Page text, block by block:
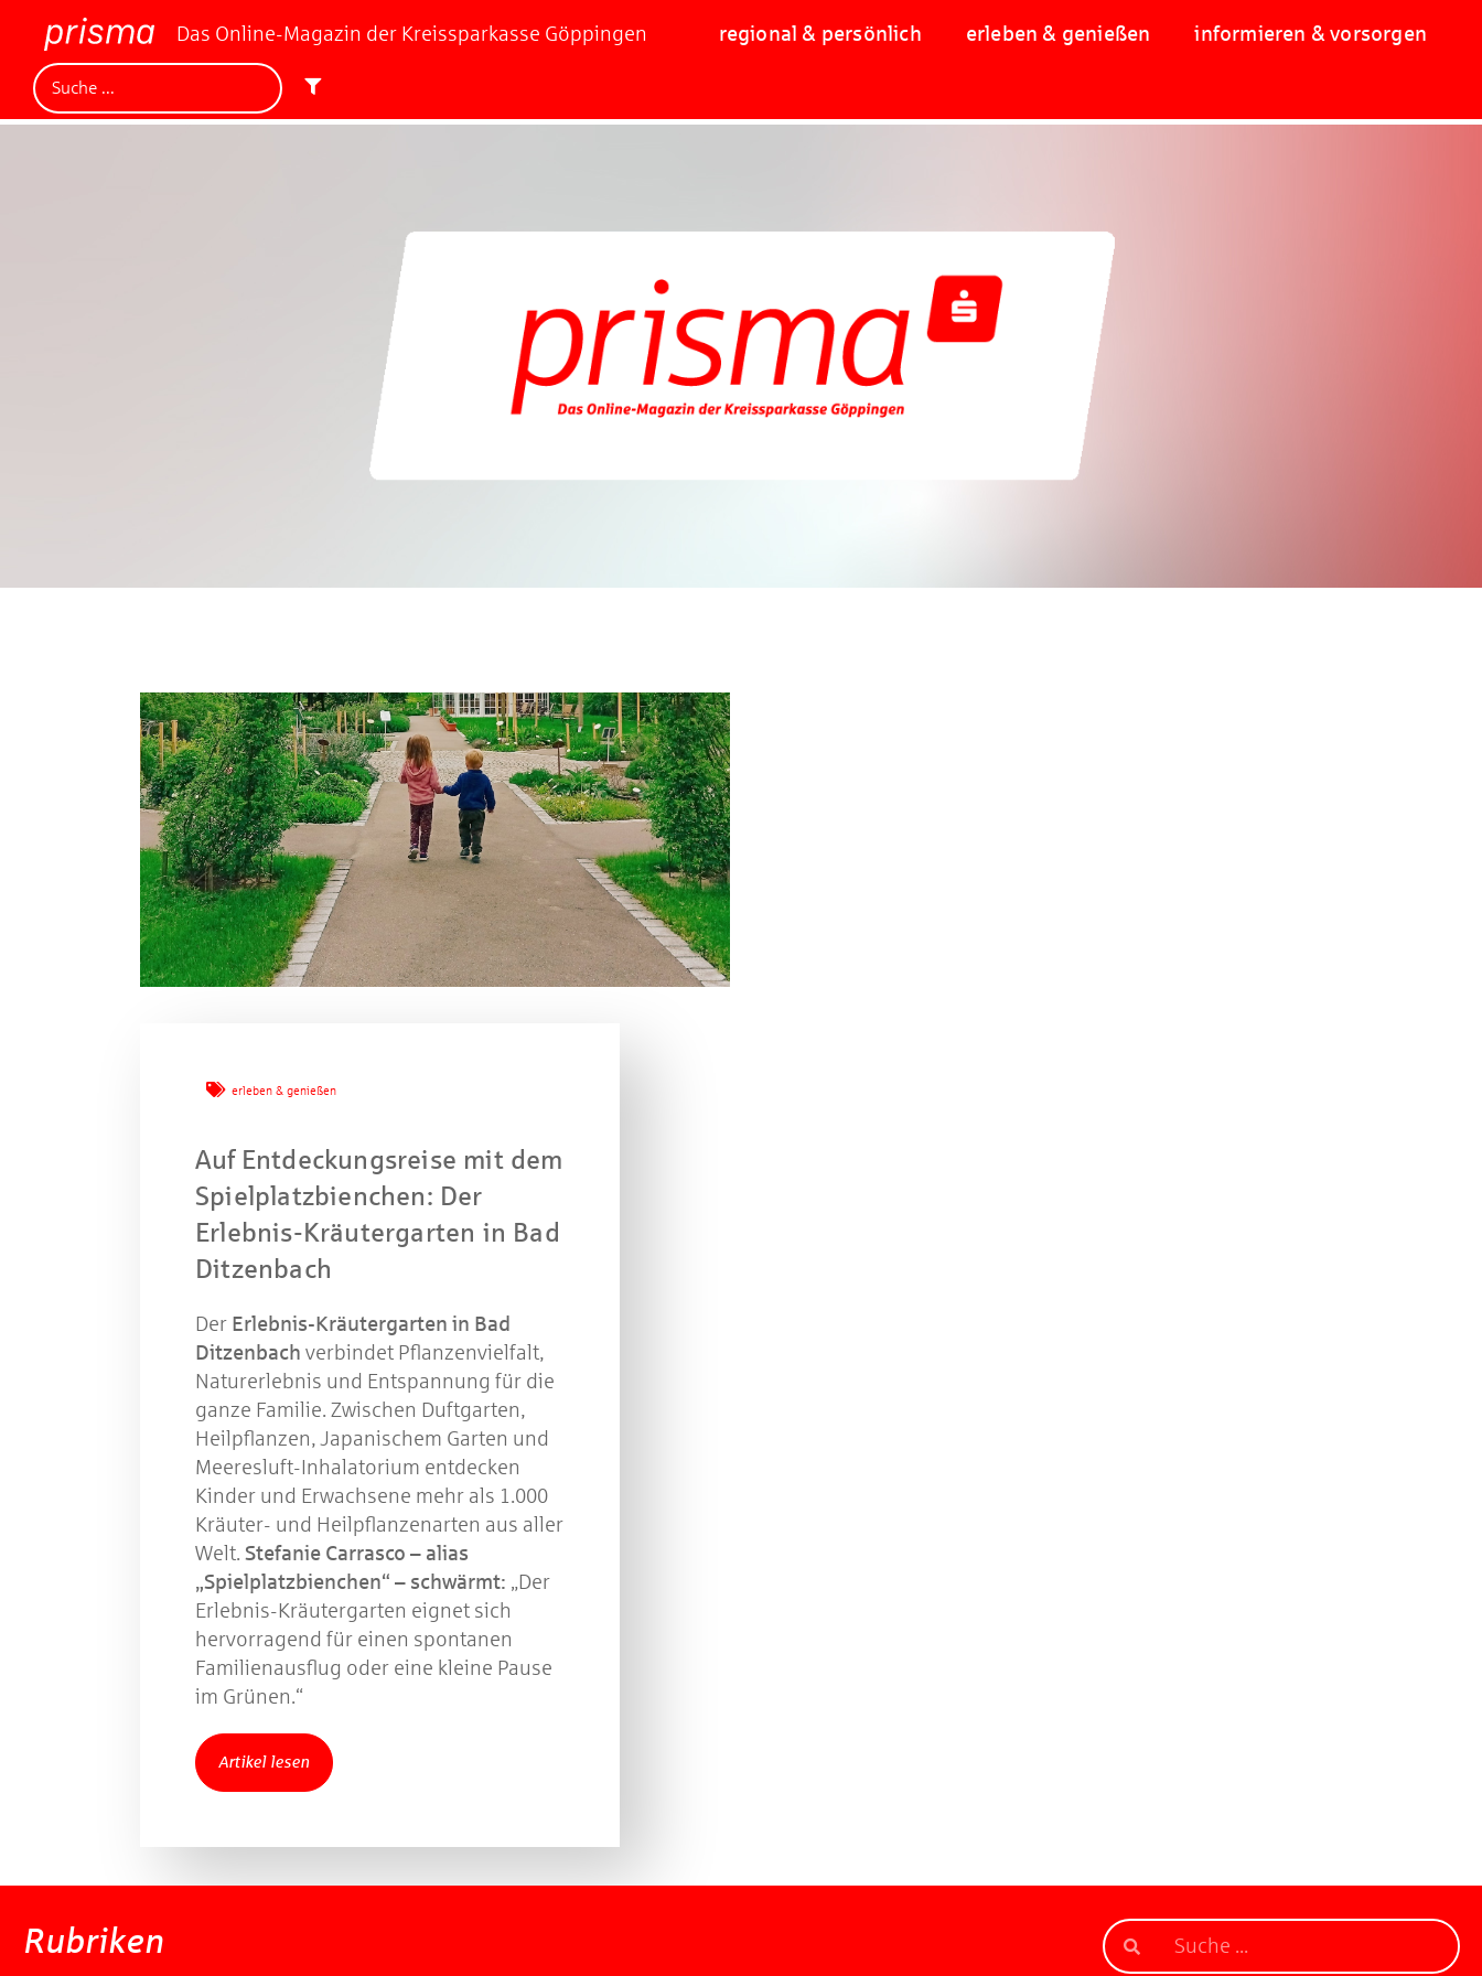
Das Online-Magazin der Kreissparkasse Göppingen regional & persönlich erleben & genießen informieren & vorsorgen
erleben & genießen
Auf Entdeckungsreise mit dem
Spielplatzbienchen: Der
Erlebnis-Kräutergarten in Bad
Ditzenbach
Der Erlebnis-Kräutergarten in Bad
Ditzenbach verbindet Pflanzenvielfalt,
Naturerlebnis und Entspannung für die
ganze Familie. Zwischen Duftgarten,
Heilpflanzen, Japanischem Garten und
Meeresluft-Inhalatorium entdecken
Kinder und Erwachsene mehr als 1.000
Kräuter- und Heilpflanzenarten aus aller
Welt. Stefanie Carrasco – alias
„Spielplatzbienchen“ – schwärmt: „Der
Erlebnis-Kräutergarten eignet sich
hervorragend für einen spontanen
Familienausflug oder eine kleine Pause
im Grünen.“
Artikel lesen
Rubriken
Beantworten Sie einfach folgende Frage:
Welches Jubiläum feiert die Kreissparkasse Göppingen in